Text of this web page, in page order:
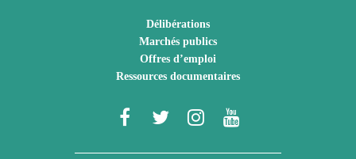
Délibérations
Marchés publics
Offres d’emploi
Ressources documentaires
Lien
Lien
Lien